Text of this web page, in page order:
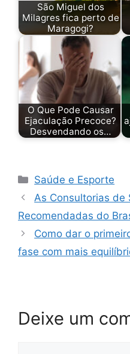
São Miguel dos
Milagres fica perto de
Maragogi?
O Que Pode Causar
Ejaculação Precoce?
Desvendando os…
Categorias
Saúde e Esporte
As Consultorias de
Recomendadas do
Como dar o
fase com mais
Deixe um